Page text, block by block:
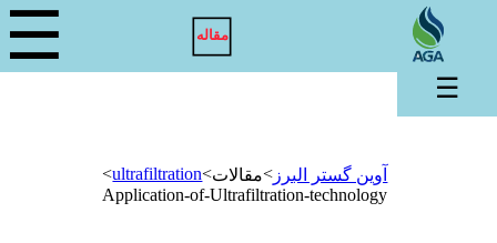
مقاله ☰
آوین گستر البرز >مقالات>
ultrafiltration
>
Application-of-Ultrafiltration-technology
☰